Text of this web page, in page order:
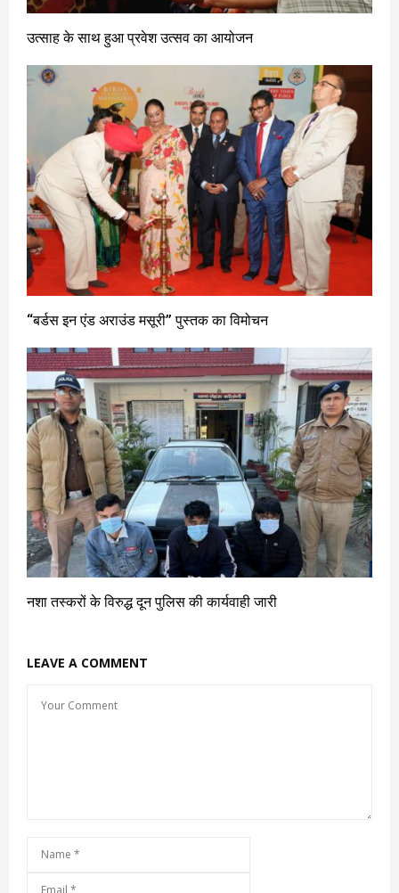
उत्साह के साथ हुआ प्रवेश उत्सव का आयोजन
‘‘बर्डस इन एंड अराउंड मसूरी’’ पुस्तक का विमोचन
नशा तस्करों के विरुद्ध दून पुलिस की कार्यवाही जारी
LEAVE A COMMENT